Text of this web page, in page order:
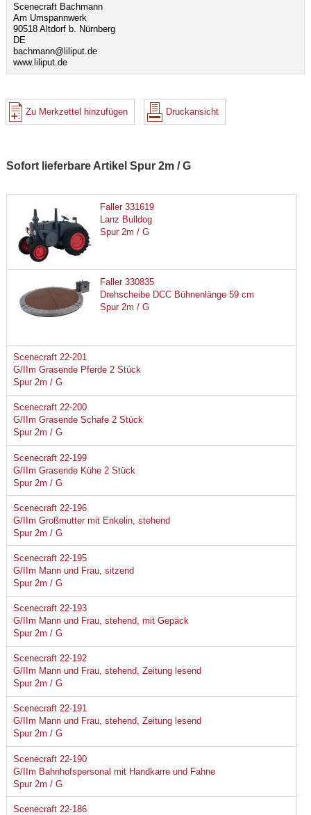
Scenecraft Bachmann
Am Umspannwerk
90518 Altdorf b. Nürnberg
DE
bachmann@liliput.de
www.liliput.de
Zu Merkzettel hinzufügen Druckansicht
Sofort lieferbare Artikel Spur 2m / G
Faller 331619
Lanz Bulldog
Spur 2m / G
Faller 330835
Drehscheibe DCC Bühnenlänge 59 cm
Spur 2m / G
Scenecraft 22-201
G/IIm Grasende Pferde 2 Stück
Spur 2m / G
Scenecraft 22-200
G/IIm Grasende Schafe 2 Stück
Spur 2m / G
Scenecraft 22-199
G/IIm Grasende Kühe 2 Stück
Spur 2m / G
Scenecraft 22-196
G/IIm Großmutter mit Enkelin, stehend
Spur 2m / G
Scenecraft 22-195
G/IIm Mann und Frau, sitzend
Spur 2m / G
Scenecraft 22-193
G/IIm Mann und Frau, stehend, mit Gepäck
Spur 2m / G
Scenecraft 22-192
G/IIm Mann und Frau, stehend, Zeitung lesend
Spur 2m / G
Scenecraft 22-191
G/IIm Mann und Frau, stehend, Zeitung lesend
Spur 2m / G
Scenecraft 22-190
G/IIm Bahnhofspersonal mit Handkarre und Fahne
Spur 2m / G
Scenecraft 22-186